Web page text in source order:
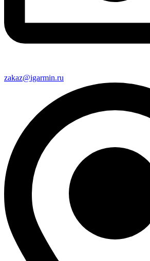
zakaz@igarmin.ru